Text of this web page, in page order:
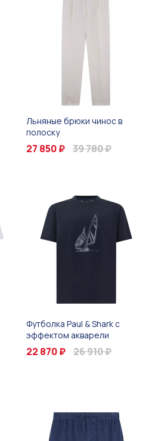
Льняные брюки чинос в
полоску
27 850 ₽ 39 780 ₽
Футболка Paul & Shark с
эффектом акварели
22 870 ₽ 26 910 ₽